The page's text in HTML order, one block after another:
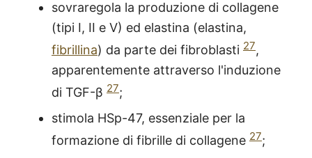
sovraregola la produzione di collagene
(tipi I, II e V) ed elastina (elastina,
fibrillina) da parte dei fibroblasti 27,
apparentemente attraverso l'induzione
di TGF-β 27;
stimola HSp-47, essenziale per la
formazione di fibrille di collagene 27;